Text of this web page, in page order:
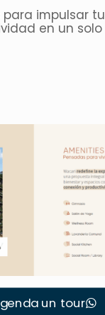
impulsar
en un solo
un tour